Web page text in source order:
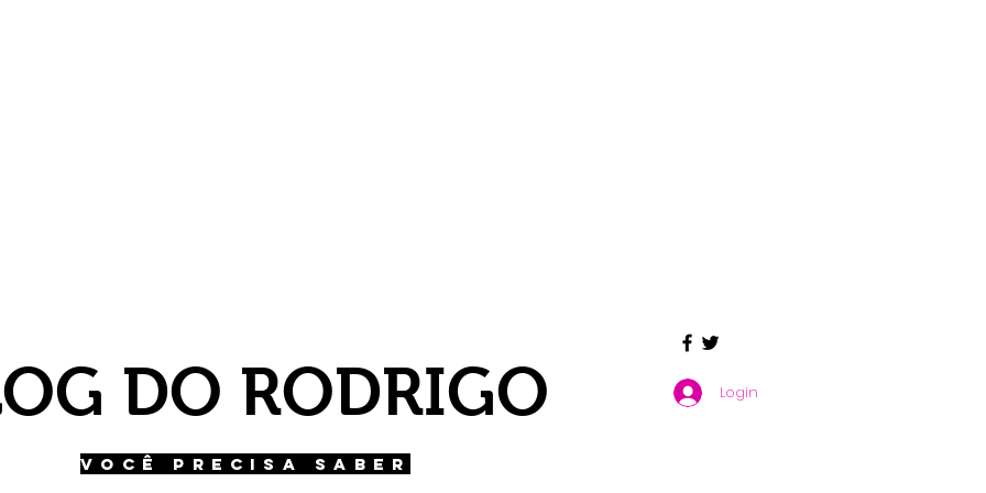
DO RODRIGO Login
VOCÊ PRECISA SABER